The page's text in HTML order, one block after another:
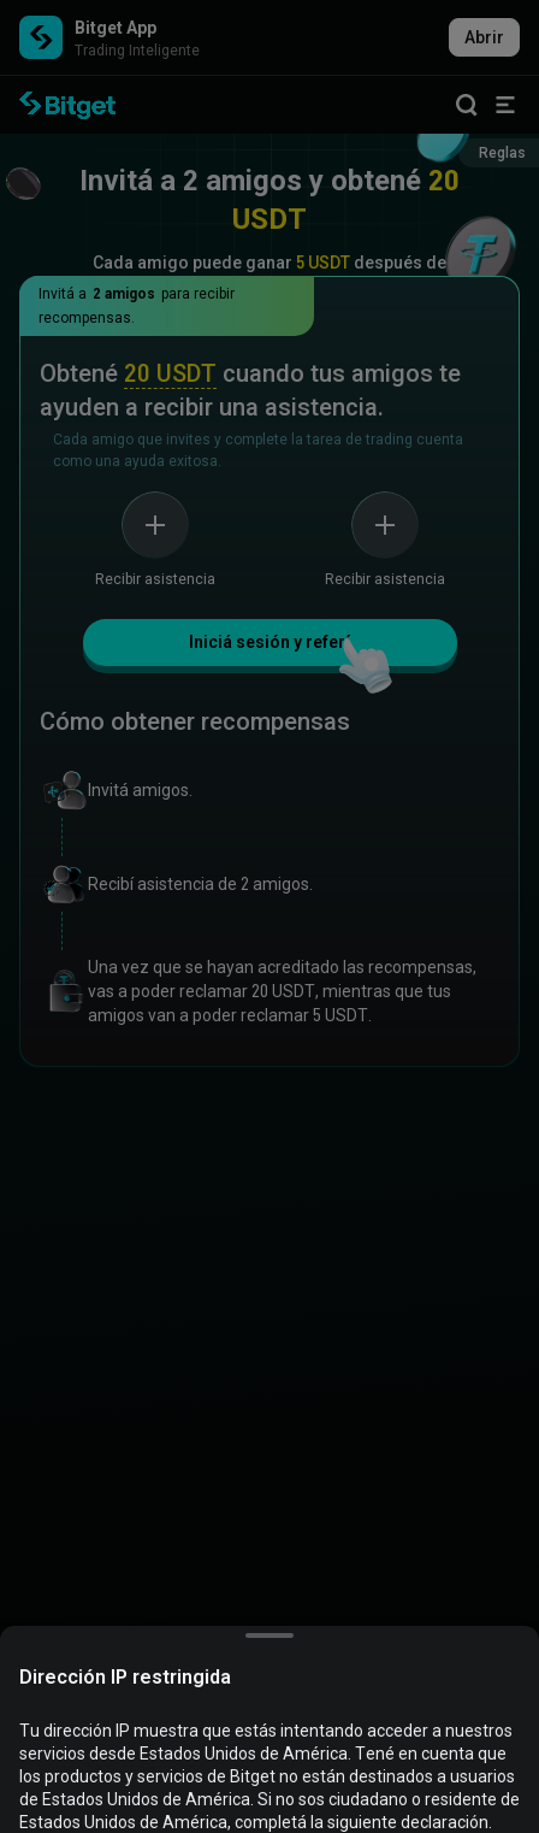
Bitget App
Trading Inteligente
Abrir
Invitá a 2 amigos y obtené 20
USDT
Cada amigo puede ganar 5 USDT después de
completar esta ronda con éxito.
Reglas
Invitá a 2 amigos para recibir
recompensas.
Obtené 20 USDT cuando tus amigos te
ayuden a recibir una asistencia.
Cada amigo que invites y complete la tarea de trading cuenta
como una ayuda exitosa.
Recibir asistencia Recibir asistencia
Iniciá sesión y referí
Cómo obtener recompensas
Invitá amigos.
Recibí asistencia de 2 amigos.
Una vez que se hayan acreditado las recompensas,
vas a poder reclamar 20 USDT, mientras que tus
amigos van a poder reclamar 5 USDT.
Las cookies se utilizan para optimizar y personalizar tu
experiencia en el sitio web. Gestioná tus preferencias de cookies y
revisá laPolítica de cookies.
Dirección IP restringida
Tu dirección IP muestra que estás intentando acceder a nuestros
servicios desde Estados Unidos de América. Tené en cuenta que
los productos y servicios de Bitget no están destinados a usuarios
de Estados Unidos de América. Si no sos ciudadano o residente de
Estados Unidos de América, completá la siguiente declaración.